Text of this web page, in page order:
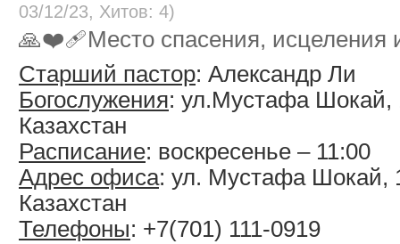
03/12/23, Хитов: 4)
🙏❤️‍🩹Место спасения, исцеления
Старший пастор: Александр Ли
Богослужения: ул.Мустафа Шокай,
Казахстан
Расписание: воскресенье – 11:00
Адрес офиса: ул. Мустафа Шокай,
Казахстан
Телефоны: +7(701) 111-0919